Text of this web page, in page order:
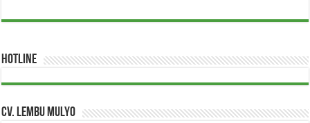
HOTLINE
CV. Lembu Mulyo